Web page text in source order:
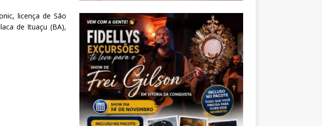
licença de São
de Ituaçu (BA),